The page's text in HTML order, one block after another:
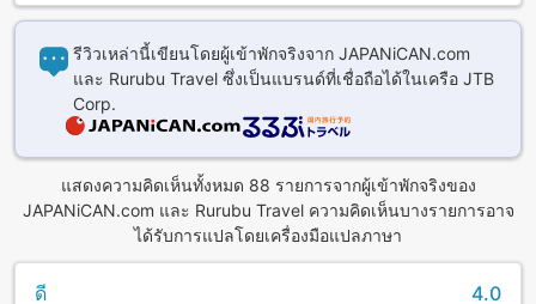
รีวิวเหล่านี้เขียนโดยผู้เข้าพักจริงจาก JAPANiCAN.com
และ Rurubu Travel ซึ่งเป็นแบรนด์ที่เชื่อถือได้ในเครือ JTB
Corp.
แสดงความคิดเห็นทั้งหมด 88 รายการจากผู้เข้าพักจริงของ
JAPANiCAN.com และ Rurubu Travel ความคิดเห็นบางรายการอาจ
ได้รับการแปลโดยเครื่องมือแปลภาษา
ดี 4.0